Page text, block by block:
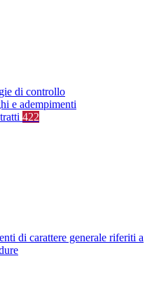
di controllo
e adempimenti
422
di carattere generale riferiti a